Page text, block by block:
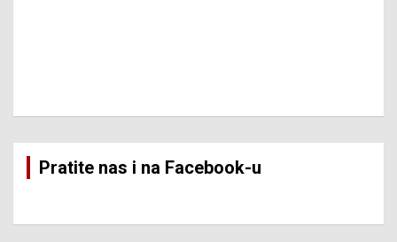
Pratite nas i na Facebook-u